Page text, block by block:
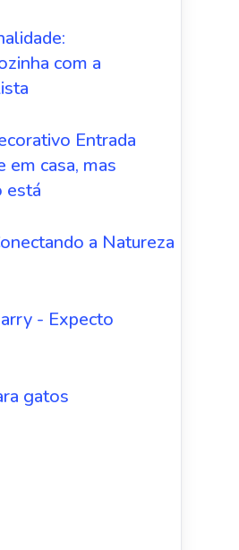
com a
Entrada
em casa, mas
está
a Natureza
- Expecto
gatos